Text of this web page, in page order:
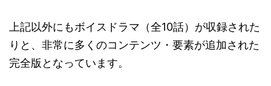
上記以外にもボイスドラマ（全10話）が収録された
りと、非常に多くのコンテンツ・要素が追加された
完全版となっています。